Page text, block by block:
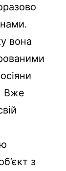
вона
Вже
з